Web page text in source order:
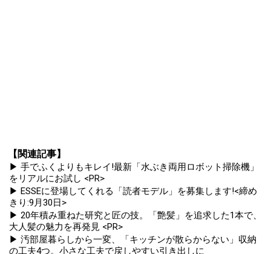
【関連記事】
▶ 手でふくよりもキレイ!最新「水ぶき両用ロボット掃除機」
をリアルにお試し <PR>
▶ ESSEに登場してくれる「読者モデル」を募集します!<締め
きり:9月30日>
▶ 20年積み重ねた研究と匠の技。「艶髪」を追求した1本で、
大人髪の魅力を再発見 <PR>
▶ 汚部屋暮らしから一変、「キッチンが散らからない」収納
の工夫4つ。小さな工夫で戻しやすい引き出しに